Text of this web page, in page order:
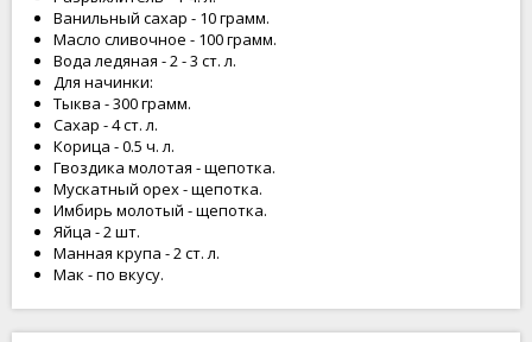
Ванильный сахар - 10 грамм.
Масло сливочное - 100 грамм.
Вода ледяная - 2 - 3 ст. л.
Для начинки:
Тыква - 300 грамм.
Сахар - 4 ст. л.
Корица - 0.5 ч. л.
Гвоздика молотая - щепотка.
Мускатный орех - щепотка.
Имбирь молотый - щепотка.
Яйца - 2 шт.
Манная крупа - 2 ст. л.
Мак - по вкусу.